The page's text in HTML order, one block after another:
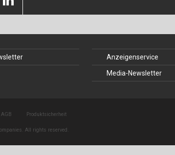
Anzeigenservice
Media-Newsletter
AGB Produktsicherheit
All rights reserved.